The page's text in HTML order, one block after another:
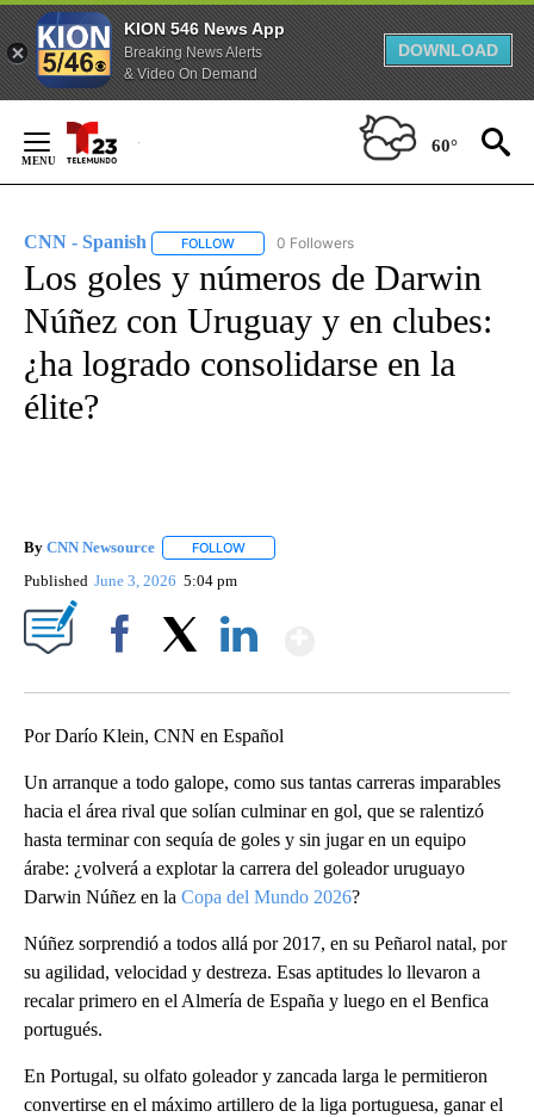
KION 546 News App
Breaking News Alerts
& Video On Demand
DOWNLOAD
Content
60°
CNN - Spanish FOLLOW FOLLOW "CNN - SPANISH" TO RECEIVE
0 Followers
Los goles y números de Darwin
Núñez con Uruguay y en clubes:
¿ha logrado consolidarse en la
élite?
By CNN Newsource FOLLOW
Published June 3, 2026 5:04 pm
Por Darío Klein, CNN en Español
Un arranque a todo galope, como sus tantas carreras imparables
hacia el área rival que solían culminar en gol, que se ralentizó
hasta terminar con sequía de goles y sin jugar en un equipo
árabe: ¿volverá a explotar la carrera del goleador uruguayo
Darwin Núñez en la Copa del Mundo 2026?
Núñez sorprendió a todos allá por 2017, en su Peñarol natal, por
su agilidad, velocidad y destreza. Esas aptitudes lo llevaron a
recalar primero en el Almería de España y luego en el Benfica
portugués.
En Portugal, su olfato goleador y zancada larga le permitieron
convertirse en el máximo artillero de la liga portuguesa, ganar el